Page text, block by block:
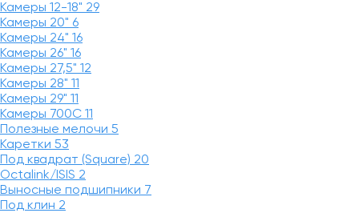
Камеры 12-18" 29
Камеры 20" 6
Камеры 24" 16
Камеры 26" 16
Камеры 27,5" 12
Камеры 28" 11
Камеры 29" 11
Камеры 700C 11
Полезные мелочи 5
Каретки 53
Под квадрат (Square) 20
Octalink/ISIS 2
Выносные подшипники 7
Под клин 2